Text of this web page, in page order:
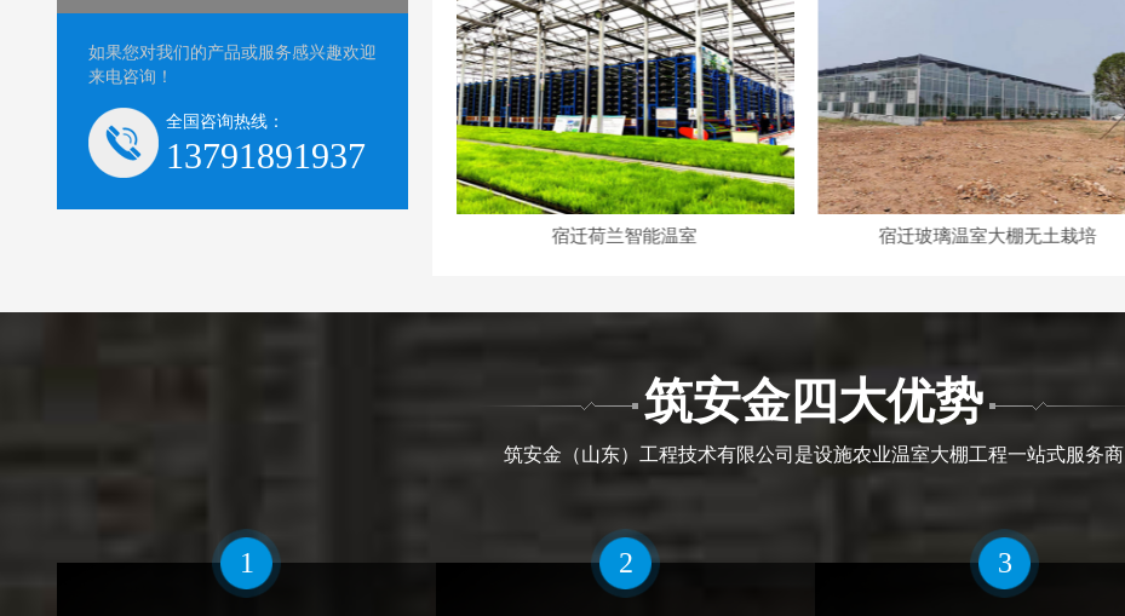
如果您对我们的产品或服务感兴趣欢迎
来电咨询！
全国咨询热线：
13791891937
宿迁玻璃温室大棚无土栽培 宿迁智能玻璃大棚
筑安金四大优势
筑安金（山东）工程技术有限公司是设施农业温室大棚工程一站式服务商
1 2 3